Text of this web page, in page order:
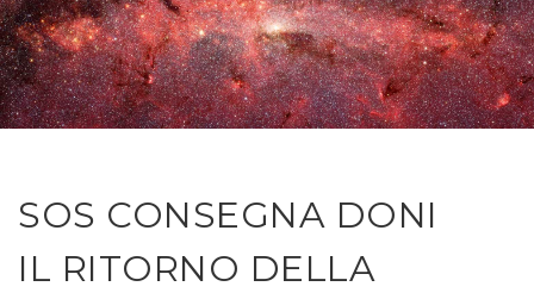
SOS CONSEGNA DONI
IL RITORNO DELLA